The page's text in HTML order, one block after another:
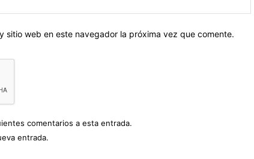
sitio web en este navegador la próxima vez que comente.
comentarios a esta entrada.
entrada.